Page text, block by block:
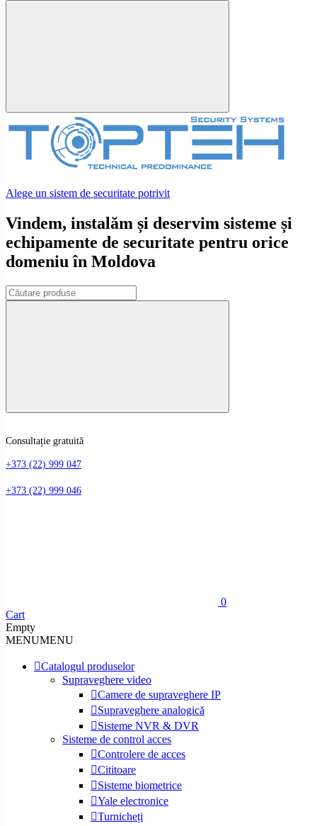
Alege un sistem de securitate potrivit
Vindem, instalăm și deservim sisteme și
echipamente de securitate pentru orice
domeniu în Moldova
Consultație gratuită
+373 (22) 999 047
+373 (22) 999 046
0
Cart
Empty
MENUMENU
Catalogul produselor
Supraveghere video
Camere de supraveghere IP
Supraveghere analogică
Sisteme NVR & DVR
Sisteme de control acces
Controlere de acces
Cititoare
Sisteme biometrice
Yale electronice
Turnicheți